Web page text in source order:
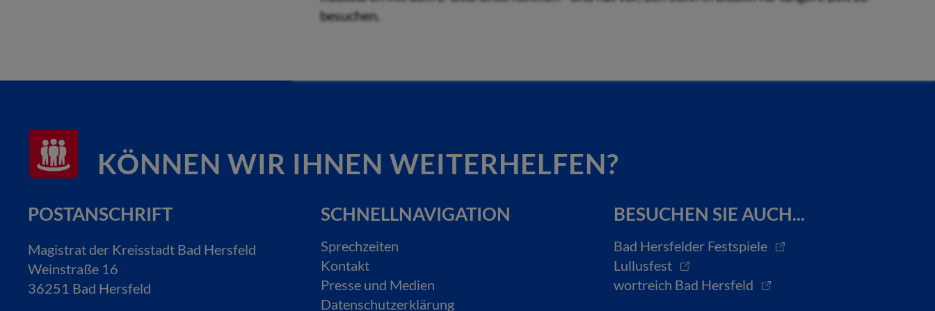
besuchen.
KÖNNEN WIR IHNEN WEITERHELFEN?
POSTANSCHRIFT
Magistrat der Kreisstadt Bad Hersfeld
Weinstraße 16
36251 Bad Hersfeld
SCHNELLNAVIGATION
Sprechzeiten
Kontakt
Presse und Medien
Datenschutzerklärung
BESUCHEN SIE AUCH...
Bad Hersfelder Festspiele
Lullusfest
wortreich Bad Hersfeld